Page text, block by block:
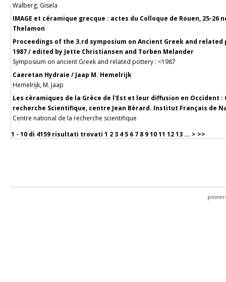
Walberg, Gisela
IMAGE et céramique grecque : actes du Colloque de Rouen, 25-26
Thelamon
Proceedings of the 3.rd symposium on Ancient Greek and
1987 / edited by Jette Christiansen and Torben Melander
Symposium on ancient Greek and related pottery : <1987
Caeretan Hydraie / Jaap M. Hemelrijk
Hemelrijk, M. Jaap
Les cèramiques de la Grèce de l'Est et leur diffusion en
recherche Scientifique, centre Jean Bèrard. Institut Français de
Centre national de la recherche scientifique
1 - 10 di 4159 risultati trovati 1 2 3 4 5 6 7 8 91011 1213 ... > >>